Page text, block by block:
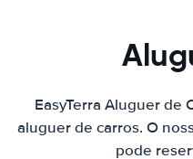
EasyTerra Aluguer de
aluguer de carros. O
pode